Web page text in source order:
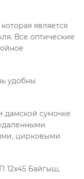
является
Все оптические
удобны
дамской сумочке
цирковыми
Байгыш,